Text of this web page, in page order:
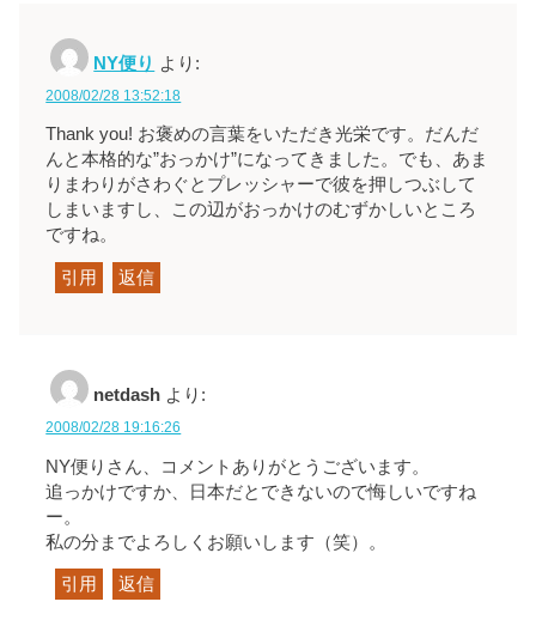
NY便り より:
2008/02/28 13:52:18
Thank you! お褒めの言葉をいただき光栄です。だんだ
んと本格的な”おっかけ”になってきました。でも、あま
りまわりがさわぐとプレッシャーで彼を押しつぶして
しまいますし、この辺がおっかけのむずかしいところ
ですね。
引用 返信
netdash より:
2008/02/28 19:16:26
NY便りさん、コメントありがとうございます。
追っかけですか、日本だとできないので悔しいですね
ー。
私の分までよろしくお願いします（笑）。
引用 返信